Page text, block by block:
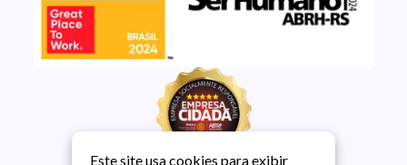
Este site usa cookies para exibir